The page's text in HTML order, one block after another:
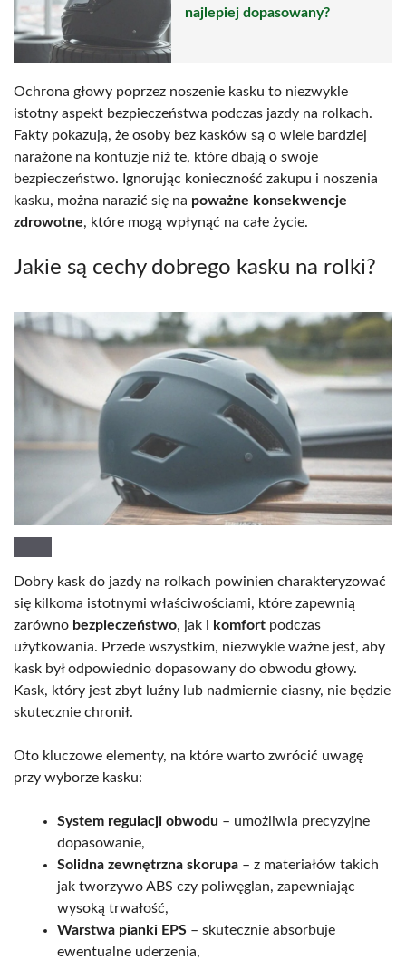
najlepiej dopasowany?
Ochrona głowy poprzez noszenie kasku to niezwykle
istotny aspekt bezpieczeństwa podczas jazdy na rolkach.
Fakty pokazują, że osoby bez kasków są o wiele bardziej
narażone na kontuzje niż te, które dbają o swoje
bezpieczeństwo. Ignorując konieczność zakupu i noszenia
kasku, można narazić się na poważne konsekwencje
zdrowotne, które mogą wpłynąć na całe życie.
Jakie są cechy dobrego kasku na rolki?
Dobry kask do jazdy na rolkach powinien charakteryzować
się kilkoma istotnymi właściwościami, które zapewnią
zarówno bezpieczeństwo, jak i komfort podczas
użytkowania. Przede wszystkim, niezwykle ważne jest, aby
kask był odpowiednio dopasowany do obwodu głowy.
Kask, który jest zbyt luźny lub nadmiernie ciasny, nie będzie
skutecznie chronił.
Oto kluczowe elementy, na które warto zwrócić uwagę
przy wyborze kasku:
System regulacji obwodu – umożliwia precyzyjne
dopasowanie,
Solidna zewnętrzna skorupa – z materiałów takich
jak tworzywo ABS czy poliwęglan, zapewniając
wysoką trwałość,
Warstwa pianki EPS – skutecznie absorbuje
ewentualne uderzenia,